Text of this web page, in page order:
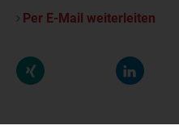
Per E-Mail weiterleiten